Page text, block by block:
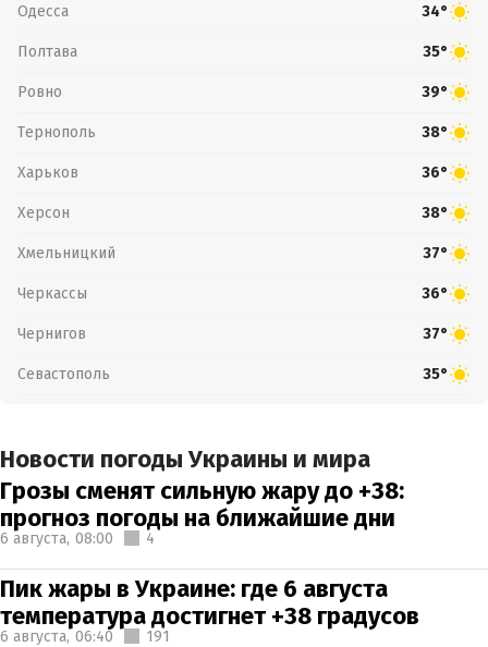
Одесса 34°
Полтава 35°
Ровно 39°
Тернополь 38°
Харьков 36°
Херсон 38°
Хмельницкий 37°
Черкассы 36°
Чернигов 37°
Севастополь 35°
Новости погоды Украины и мира
Грозы сменят сильную жару до +38:
прогноз погоды на ближайшие дни
6 августа, 08:00 4
Пик жары в Украине: где 6 августа
температура достигнет +38 градусов
6 августа, 06:40 191